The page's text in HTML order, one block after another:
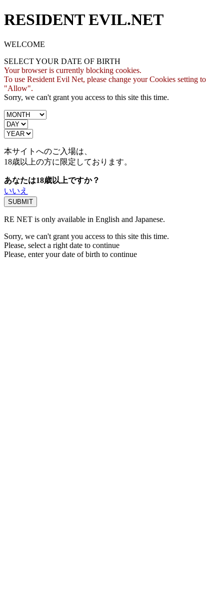
RESIDENT EVIL.NET
WELCOME
SELECT YOUR DATE OF BIRTH
Your browser is currently blocking cookies.
To use Resident Evil Net, please change your Cookies setting to
"Allow".
Sorry, we can't grant you access to this site this time.
本サイトへのご入場は、
18歳以上の方に限定しております。
あなたは18歳以上ですか？
いいえ
RE NET is only available in English and Japanese.
Sorry, we can't grant you access to this site this time.
Please, select a right date to continue
Please, enter your date of birth to continue